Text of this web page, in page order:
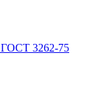
ГОСТ 3262-75